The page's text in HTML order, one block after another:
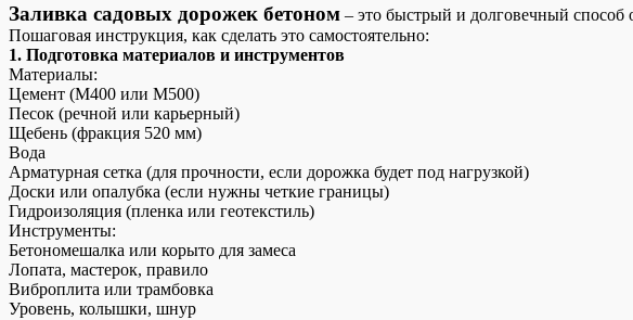
Заливка садовых дорожек бетоном – это быстрый и долговечный способ
Пошаговая инструкция, как сделать это самостоятельно:
1. Подготовка материалов и инструментов
Материалы:
Цемент (М400 или М500)
Песок (речной или карьерный)
Щебень (фракция 520 мм)
Вода
Арматурная сетка (для прочности, если дорожка будет под нагрузкой)
Доски или опалубка (если нужны четкие границы)
Гидроизоляция (пленка или геотекстиль)
Инструменты:
Бетономешалка или корыто для замеса
Лопата, мастерок, правило
Виброплита или трамбовка
Уровень, колышки, шнур